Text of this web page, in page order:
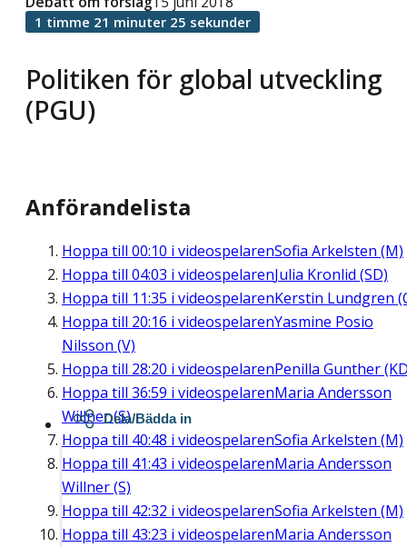
Politiken för global utveckling
(PGU)
1 timme 21 minuter 25 sekunder
Anförandelista
Hoppa till 00:10 i videospelarenSofia Arkelsten (M)
Hoppa till 04:03 i videospelarenJulia Kronlid (SD)
Hoppa till 11:35 i videospelarenKerstin Lundgren
Hoppa till 20:16 i videospelarenYasmine Posio
Nilsson (V)
Hoppa till 28:20 i videospelarenPenilla Gunther
Hoppa till 36:59 i videospelarenMaria Andersson
Willner (S)
Hoppa till 40:48 i videospelarenSofia Arkelsten (M)
Hoppa till 41:43 i videospelarenMaria Andersson
Willner (S)
Hoppa till 42:32 i videospelarenSofia Arkelsten (M)
Hoppa till 43:23 i videospelarenMaria Andersson
Dela/Bädda in